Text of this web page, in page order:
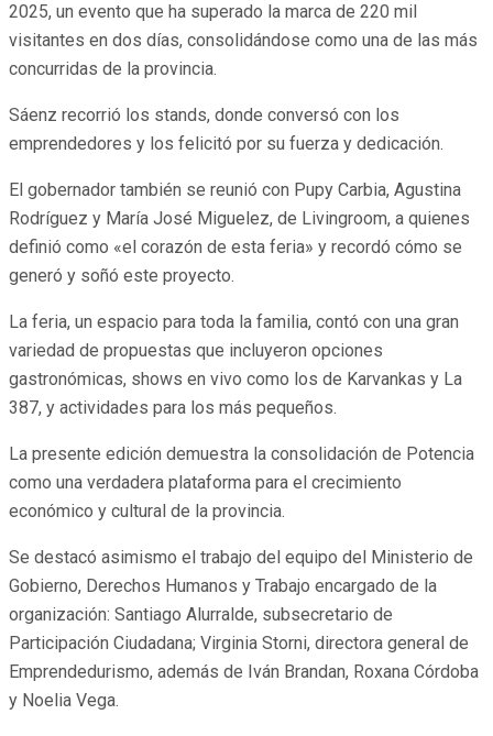
2025, un evento que ha superado la marca de 220 mil
visitantes en dos días, consolidándose como una de las más
concurridas de la provincia.
Sáenz recorrió los stands, donde conversó con los
emprendedores y los felicitó por su fuerza y dedicación.
El gobernador también se reunió con Pupy Carbia, Agustina
Rodríguez y María José Miguelez, de Livingroom, a quienes
definió como «el corazón de esta feria» y recordó cómo se
generó y soñó este proyecto.
La feria, un espacio para toda la familia, contó con una gran
variedad de propuestas que incluyeron opciones
gastronómicas, shows en vivo como los de Karvankas y La
387, y actividades para los más pequeños.
La presente edición demuestra la consolidación de Potencia
como una verdadera plataforma para el crecimiento
económico y cultural de la provincia.
Se destacó asimismo el trabajo del equipo del Ministerio de
Gobierno, Derechos Humanos y Trabajo encargado de la
organización: Santiago Alurralde, subsecretario de
Participación Ciudadana; Virginia Storni, directora general de
Emprendedurismo, además de Iván Brandan, Roxana Córdoba
y Noelia Vega.